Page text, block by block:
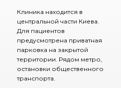
Клиника находится в
центральной части Киева.
Для пациентов
предусмотрена приватная
парковка на закрытой
территории. Рядом метро,
остановки общественного
транспорта.